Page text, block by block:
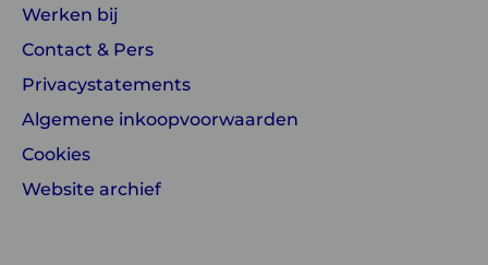
Werken bij
Contact & Pers
Privacystatements
Algemene inkoopvoorwaarden
Cookies
Website archief